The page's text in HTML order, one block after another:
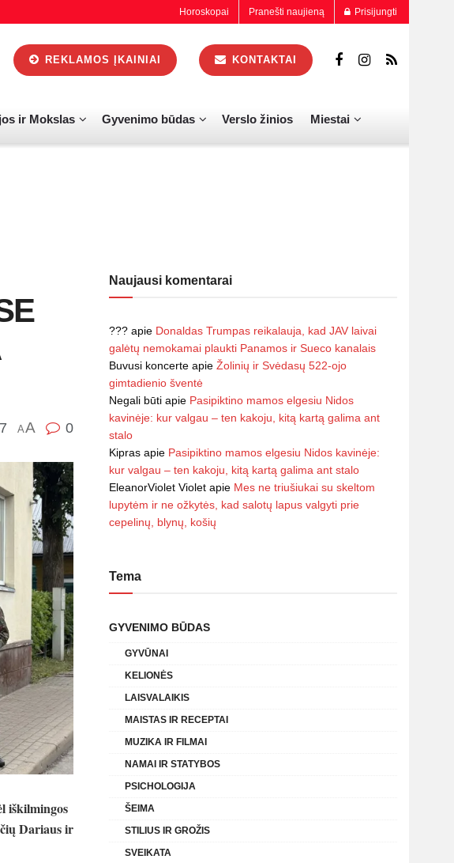
Horoskopai Pranešti naujieną Prisijungti
REKLAMOS ĮKAINIAI KONTAKTAI
ir Mokslas Gyvenimo būdas Verslo žinios Miestai
AA 0
iškilmingos
Dariaus ir
Naujausi komentarai
??? apie Donaldas Trumpas reikalauja, kad JAV laivai
galėtų nemokamai plaukti Panamos ir Sueco kanalais
Buvusi koncerte apie Žolinių ir Svėdasų 522-ojo
gimtadienio šventė
Negali būti apie Pasipiktino mamos elgesiu Nidos
kavinėje: kur valgau – ten kakoju, kitą kartą galima ant
stalo
Kipras apie Pasipiktino mamos elgesiu Nidos kavinėje:
kur valgau – ten kakoju, kitą kartą galima ant stalo
EleanorViolet Violet apie Mes ne triušiukai su skeltom
lupytėm ir ne ožkytės, kad salotų lapus valgyti prie
cepelinų, blynų, košių
Tema
GYVENIMO BŪDAS
GYVŪNAI
KELIONĖS
LAISVALAIKIS
MAISTAS IR RECEPTAI
MUZIKA IR FILMAI
NAMAI IR STATYBOS
PSICHOLOGIJA
ŠEIMA
STILIUS IR GROŽIS
SVEIKATA